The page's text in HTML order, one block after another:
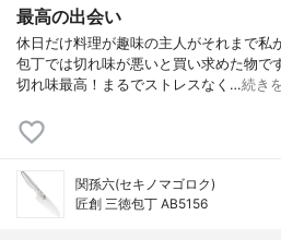
最高の出会い
休日だけ料理が趣味の主人がそれまで私
包丁では切れ味が悪いと買い求めた物で
切れ味最高！まるでストレスなく…続き
関孫六(セキノマゴロク)
匠創 三徳包丁 AB5156